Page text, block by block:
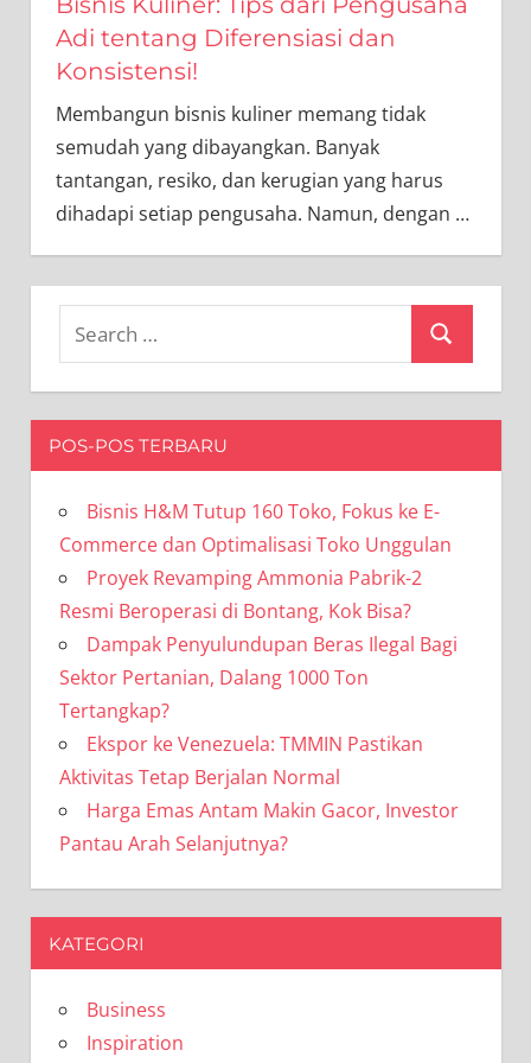
Adi tentang Diferensiasi dan
Konsistensi!
Membangun bisnis kuliner memang tidak
semudah yang dibayangkan. Banyak
tantangan, resiko, dan kerugian yang harus
dihadapi setiap pengusaha. Namun, dengan …
Search
POS-POS TERBARU
Bisnis H&M Tutup 160 Toko, Fokus ke E-
Commerce dan Optimalisasi Toko Unggulan
Proyek Revamping Ammonia Pabrik-2
Resmi Beroperasi di Bontang, Kok Bisa?
Dampak Penyulundupan Beras Ilegal Bagi
Sektor Pertanian, Dalang 1000 Ton
Tertangkap?
Ekspor ke Venezuela: TMMIN Pastikan
Aktivitas Tetap Berjalan Normal
Harga Emas Antam Makin Gacor, Investor
Pantau Arah Selanjutnya?
KATEGORI
Business
Inspiration